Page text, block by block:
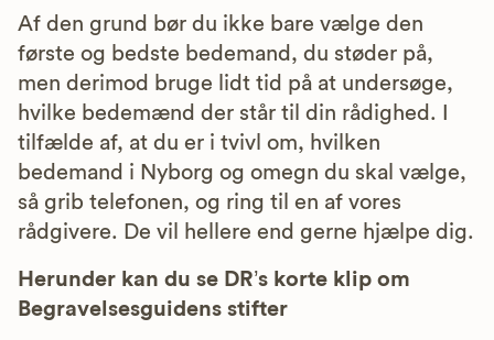
Af den grund bør du ikke bare vælge den
første og bedste bedemand, du støder på,
men derimod bruge lidt tid på at undersøge,
hvilke bedemænd der står til din rådighed. I
tilfælde af, at du er i tvivl om, hvilken
bedemand i Nyborg og omegn du skal vælge,
så grib telefonen, og ring til en af vores
rådgivere. De vil hellere end gerne hjælpe dig.
Herunder kan du se DR’s korte klip om
Begravelsesguidens stifter